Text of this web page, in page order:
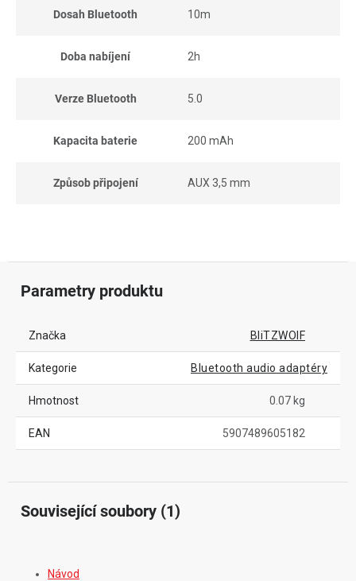
Dosah Bluetooth 10m
Doba nabíjení 2h
Verze Bluetooth 5.0
Kapacita baterie 200 mAh
Způsob připojení AUX 3,5 mm
Parametry produktu
Značka BliTZWOlF
Kategorie Bluetooth audio adaptéry
Hmotnost 0.07 kg
EAN 5907489605182
Související soubory (1)
Návod